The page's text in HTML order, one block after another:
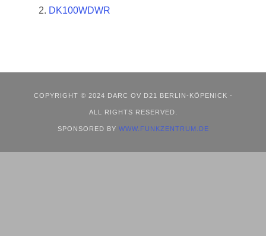
DK100WDWR
COPYRIGHT © 2024 DARC OV D21 BERLIN-KÖPENICK -
ALL RIGHTS RESERVED.
SPONSORED BY WWW.FUNKZENTRUM.DE